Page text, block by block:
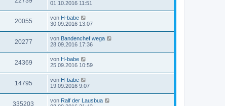
01.10.2016 11:51
20055 von H-babe
30.09.2016 13:07
20277 von Bandenchef wega
28.09.2016 17:36
24369 von H-babe
25.09.2016 10:59
14795 von H-babe
19.09.2016 9:07
335203 von Ralf der Lausbua